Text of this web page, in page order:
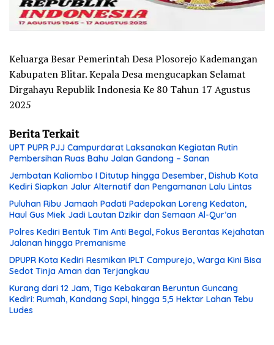
Keluarga Besar Pemerintah Desa Plosorejo Kademangan
Kabupaten Blitar. Kepala Desa mengucapkan Selamat
Dirgahayu Republik Indonesia Ke 80 Tahun 17 Agustus
2025
Berita Terkait
UPT PUPR PJJ Campurdarat Laksanakan Kegiatan Rutin
Pembersihan Ruas Bahu Jalan Gandong – Sanan
Jembatan Kaliombo I Ditutup hingga Desember, Dishub Kota
Kediri Siapkan Jalur Alternatif dan Pengamanan Lalu Lintas
Puluhan Ribu Jamaah Padati Padepokan Loreng Kedaton,
Haul Gus Miek Jadi Lautan Dzikir dan Semaan Al-Qur’an
Polres Kediri Bentuk Tim Anti Begal, Fokus Berantas Kejahatan
Jalanan hingga Premanisme
DPUPR Kota Kediri Resmikan IPLT Campurejo, Warga Kini Bisa
Sedot Tinja Aman dan Terjangkau
Kurang dari 12 Jam, Tiga Kebakaran Beruntun Guncang
Kediri: Rumah, Kandang Sapi, hingga 5,5 Hektar Lahan Tebu
Ludes